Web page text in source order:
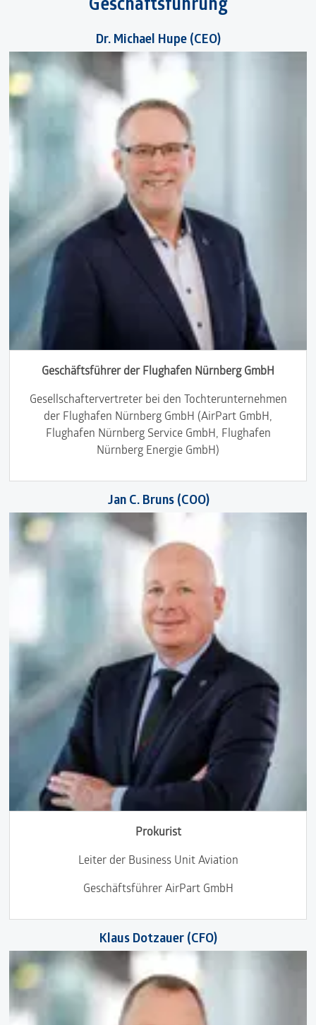
Dr. Michael Hupe (CEO)
Geschäftsführer der Flughafen Nürnberg GmbH
Gesellschaftervertreter bei den Tochterunternehmen
der Flughafen Nürnberg GmbH (AirPart GmbH,
Flughafen Nürnberg Service GmbH, Flughafen
Nürnberg Energie GmbH)
Jan C. Bruns (COO)
Prokurist
Leiter der Business Unit Aviation
Geschäftsführer AirPart GmbH
Klaus Dotzauer (CFO)